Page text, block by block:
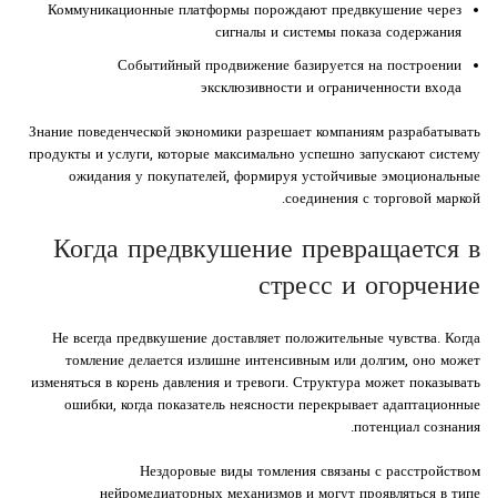
Коммуникационные платформы порождают предвкушение через
сигналы и системы показа содержания
Событийный продвижение базируется на построении
эксклюзивности и ограниченности входа
Знание поведенческой экономики разрешает компаниям разрабатывать
продукты и услуги, которые максимально успешно запускают систему
ожидания у покупателей, формируя устойчивые эмоциональные
соединения с торговой маркой.
Когда предвкушение превращается в
стресс и огорчение
Не всегда предвкушение доставляет положительные чувства. Когда
томление делается излишне интенсивным или долгим, оно может
изменяться в корень давления и тревоги. Структура может показывать
ошибки, когда показатель неясности перекрывает адаптационные
потенциал сознания.
Нездоровые виды томления связаны с расстройством